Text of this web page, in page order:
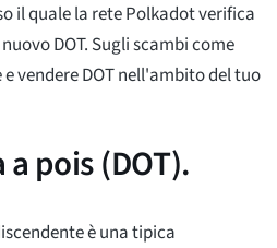
il quale la rete Polkadot verifica
DOT. Sugli scambi come
vendere DOT nell'ambito del tuo
pois (DOT).
è una tipica